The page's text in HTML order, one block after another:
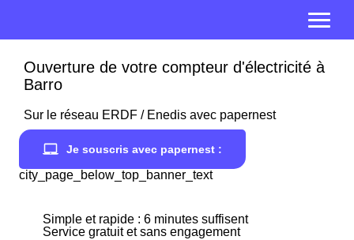
Ouverture de votre compteur d'électricité à
Barro
Sur le réseau ERDF / Enedis avec papernest
Je souscris avec papernest :
city_page_below_top_banner_text
Simple et rapide : 6 minutes suffisent
Service gratuit et sans engagement